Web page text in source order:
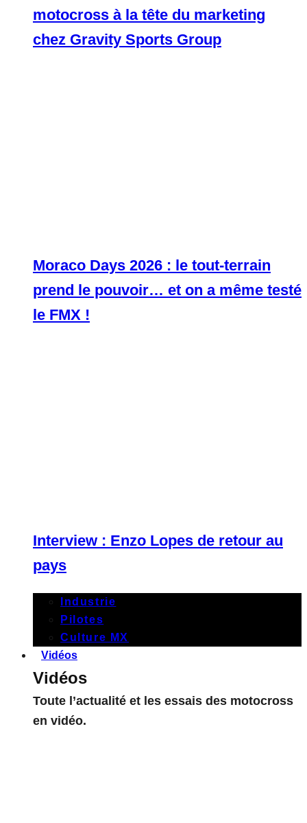
motocross à la tête du marketing
chez Gravity Sports Group
Moraco Days 2026 : le tout-terrain
prend le pouvoir… et on a même testé
le FMX !
Interview : Enzo Lopes de retour au
pays
Industrie
Pilotes
Culture MX
Vidéos
Vidéos
Toute l’actualité et les essais des motocross
en vidéo.